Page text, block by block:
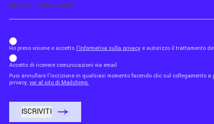
b_b43a7bd9734c7124b3be52921_1911023b36
Ho preso visione e accetto l'Informativa sulla privacy e autorizzo il trattamento
Accetto di ricevere comunicazioni via email
Puoi annullare l'iscrizione in qualsiasi momento facendo clic sul collegamento
privacy, vai al sito di Mailchimp.